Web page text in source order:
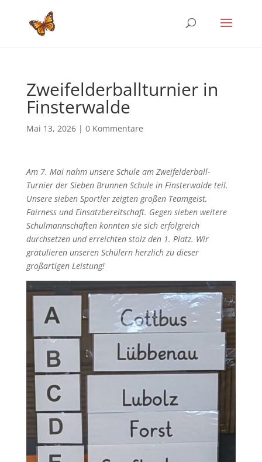
Zweifelderballturnier in
Finsterwalde
Mai 13, 2026| 0 Kommentare
Am 7. Mai nahm unsere Schule am Zweifelderball-
Turnier der Sieben Brunnen Schule in Finsterwalde teil.
Unsere sieben Sportler zeigten großen Teamgeist,
Fairness und Einsatzbereitschaft. Gegen sieben weitere
Schulmannschaften konnten sie sich erfolgreich
durchsetzen und erreichten stolz den 1. Platz. Wir
gratulieren unseren Schülern herzlich zu dieser
großartigen Leistung!